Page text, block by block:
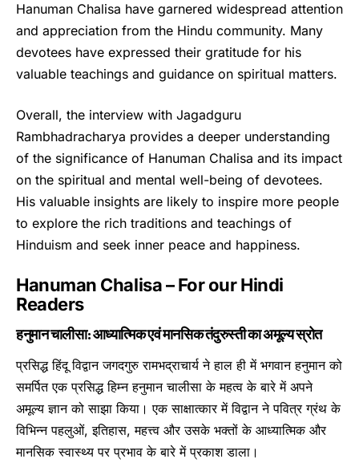
Hanuman Chalisa have garnered widespread attention
and appreciation from the Hindu community. Many
devotees have expressed their gratitude for his
valuable teachings and guidance on spiritual matters.
Overall, the interview with Jagadguru
Rambhadracharya provides a deeper understanding
of the significance of Hanuman Chalisa and its impact
on the spiritual and mental well-being of devotees.
His valuable insights are likely to inspire more people
to explore the rich traditions and teachings of
Hinduism and seek inner peace and happiness.
Hanuman Chalisa – For our Hindi
Readers
हनुमान चालीसा: आध्यात्मिक एवं मानसिक तंदुरुस्ती का अमूल्य स्रोत
प्रसिद्ध हिंदू विद्वान जगदगुरु रामभद्राचार्य ने हाल ही में भगवान हनुमान को
समर्पित एक प्रसिद्ध हिम्न हनुमान चालीसा के महत्व के बारे में अपने
अमूल्य ज्ञान को साझा किया। एक साक्षात्कार में विद्वान ने पवित्र ग्रंथ के
विभिन्न पहलुओं, इतिहास, महत्त्व और उसके भक्तों के आध्यात्मिक और
मानसिक स्वास्थ्य पर प्रभाव के बारे में प्रकाश डाला।